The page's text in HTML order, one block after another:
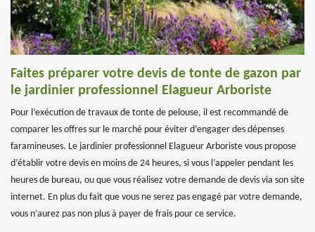
Faites préparer votre devis de tonte de gazon par
le jardinier professionnel Elagueur Arboriste
Pour l’exécution de travaux de tonte de pelouse, il est recommandé de
comparer les offres sur le marché pour éviter d’engager des dépenses
faramineuses. Le jardinier professionnel Elagueur Arboriste vous propose
d’établir votre devis en moins de 24 heures, si vous l’appeler pendant les
heures de bureau, ou que vous réalisez votre demande de devis via son site
internet. En plus du fait que vous ne serez pas engagé par votre demande,
vous n’aurez pas non plus à payer de frais pour ce service.